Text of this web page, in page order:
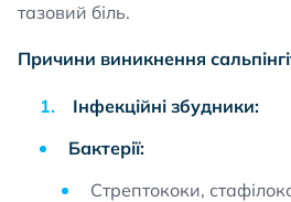
тазовий біль.
Причини виникнення
Інфекційні збудники:
Бактерії:
Стрептококи,